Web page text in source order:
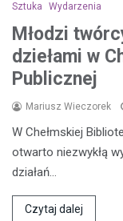
Sztuka Wydarzenia
Młodzi
dziełami w
Publicznej
Mariusz Wieczorek
W Chełmskiej
otwarto niezwykłą
działań…
Czytaj dalej